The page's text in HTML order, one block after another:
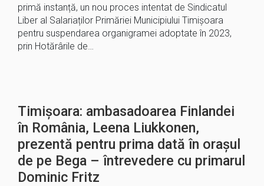
primă instanță, un nou proces intentat de Sindicatul
Liber al Salariaților Primăriei Municipiului Timișoara
pentru suspendarea organigramei adoptate în 2023,
prin Hotărârile de…
Timișoara: ambasadoarea Finlandei
în România, Leena Liukkonen,
prezentă pentru prima dată în orașul
de pe Bega – întrevedere cu primarul
Dominic Fritz